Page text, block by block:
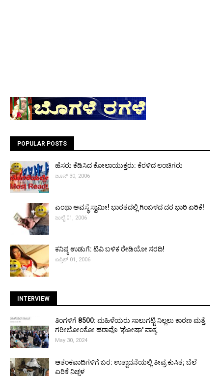
POPULAR POSTS
ಹೆಸರು ಕೆಡಿಸಿದ ಕೋಲಾಯುಕ್ತರು: ಕೆರಳಿದ ಲಂಚಿಗರು
ಜೂನ್ 30, 2006
ಎಂಥಾ ಅವಸ್ಥೆ ಸ್ವಾಮೀ! ಭಾರತದಲ್ಲಿ ಗಿಂಬಳದ ದರ ಭಾರಿ ಏರಿಕೆ!
ಜುಲೈ 01, 2006
ಕನಿಷ್ಠ ಉಡುಗೆ: ಟಿವಿ ಬಳಿಕ ರೇಡಿಯೋ ಸರದಿ!
ಏಪ್ರಿಲ್ 01, 2006
INTERVIEW
ತಿಂಗಳಿಗೆ ₹8500: ಮಹಿಳೆಯರು ಸಾಲುಗಟ್ಟಿ ನಿಲ್ಲಲು ಕಾರಣ ಮತ್ತೆ
ಗರೀಬೋಂಕೋ ಹಠಾವೊ 'ಘೋಷಾ' ವಾಕ್ಯ
May 30, 2024
ಆತಂಕವಾದಿಗಳಿಗೆ ಬರ: ಉತ್ಪಾದನೆಯಲ್ಲಿ ತೀವ್ರ ಕುಸಿತ; ಬೆಲೆ
ಏರಿಕೆ ನಿಚ್ಚಳ